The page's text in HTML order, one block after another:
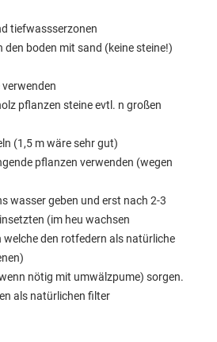
tiefwassserzonen
den boden mit sand (keine steine!)
pflanzen steine evtl. n großen
(1,5 m wäre sehr gut)
pflanzen verwenden (wegen
wasser geben und erst nach 2-3
(im heu wachsen
welche den rotfedern als natürliche
nötig mit umwälzpume) sorgen.
als natürlichen filter